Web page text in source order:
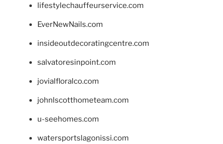
lifestylechauffeurservice.com
EverNewNails.com
insideoutdecoratingcentre.com
salvatoresinpoint.com
jovialfloralco.com
johnlscotthometeam.com
u-seehomes.com
watersportslagonissi.com